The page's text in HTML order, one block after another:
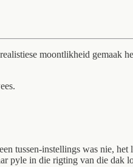
moontlikheid gemaak
tussen-instellings was nie,
pyle in die rigting van die dak